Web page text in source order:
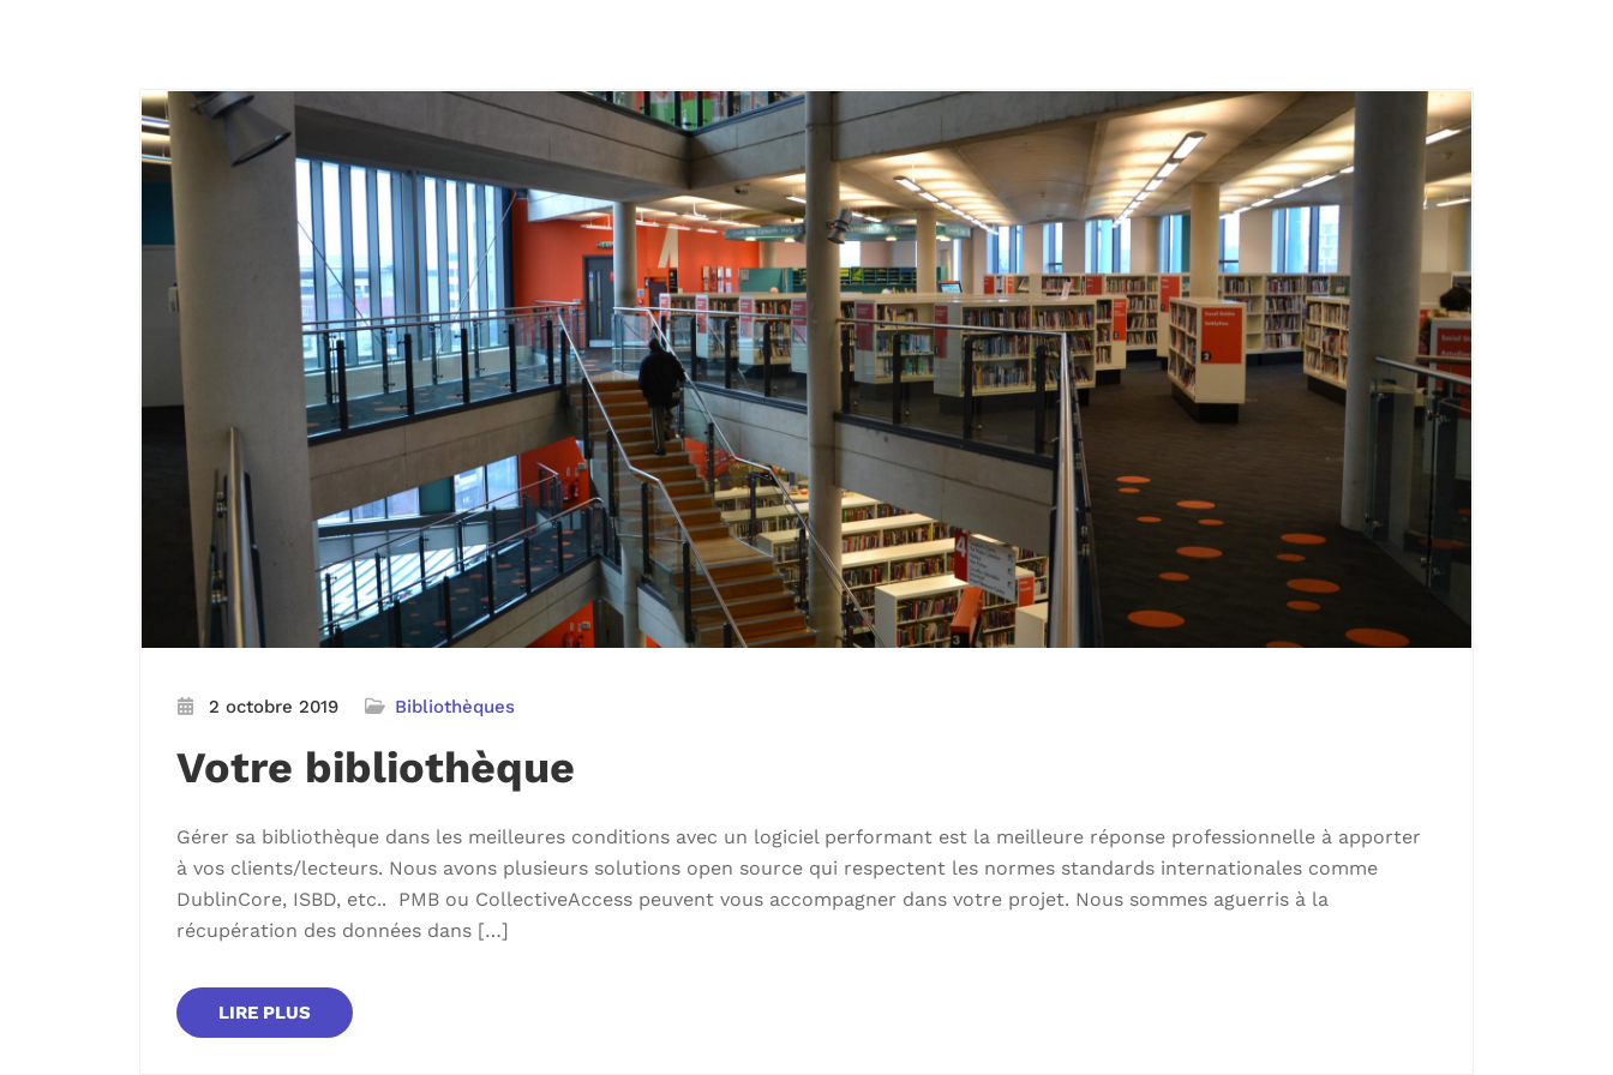
2 octobre 2019 Bibliothèques
Votre bibliothèque
Gérer sa bibliothèque dans les meilleures conditions avec un logiciel performant est la meilleure réponse professionnelle à apporter
à vos clients/lecteurs. Nous avons plusieurs solutions open source qui respectent les normes standards internationales comme
DublinCore, ISBD, etc.. PMB ou CollectiveAccess peuvent vous accompagner dans votre projet. Nous sommes aguerris à la
récupération des données dans […]
LIRE PLUS